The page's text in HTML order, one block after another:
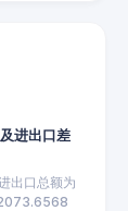
进出口差
出口总额为